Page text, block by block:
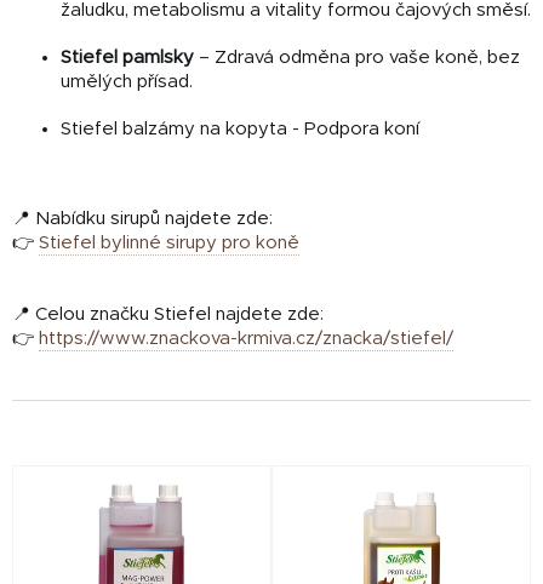
žaludku, metabolismu a vitality formou čajových směsí.
Stiefel pamlsky – Zdravá odměna pro vaše koně, bez
umělých přísad.
Stiefel balzámy na kopyta - Podpora koní
📍 Nabídku sirupů najdete zde:
👉 Stiefel bylinné sirupy pro koně
📍 Celou značku Stiefel najdete zde:
👉 https://www.znackova-krmiva.cz/znacka/stiefel/